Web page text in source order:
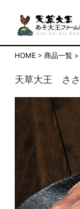
HOME > 商品一覧 >
天草大王 ささ